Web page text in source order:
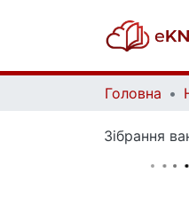
Головна
Зібрання